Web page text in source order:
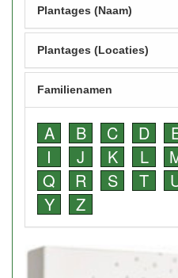
Plantages (Naam)
Plantages (Locaties)
Familienamen
A B C D
I
J K L
Q
R S T
Y
Z